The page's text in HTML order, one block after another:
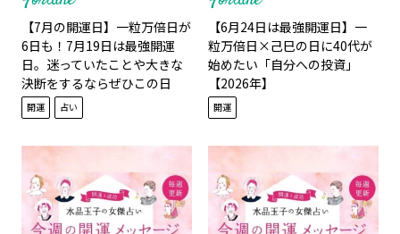
【7月の開運日】一粒万倍日が
6日も！7月19日は最強開運
日。迷っていたことや大きな
決断をするならぜひこの日
に！
開運 占い
【6月24日は最強開運日】一
粒万倍日×己巳の日に40代が
始めたい「自分への投資」
【2026年】
開運